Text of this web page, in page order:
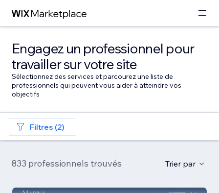
Engagez un professionnel pour
travailler sur votre site
Sélectionnez des services et parcourez une liste de
professionnels qui peuvent vous aider à atteindre vos
objectifs
Filtres (2)
833 professionnels trouvés Trier par